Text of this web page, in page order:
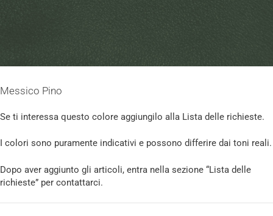
Messico Pino
Se ti interessa questo colore aggiungilo alla Lista delle richieste.
I colori sono puramente indicativi e possono differire dai toni reali.
Dopo aver aggiunto gli articoli, entra nella sezione “Lista delle
richieste” per contattarci.